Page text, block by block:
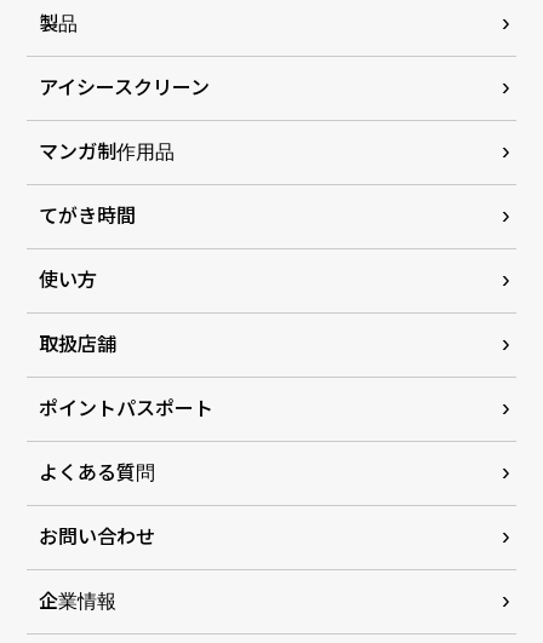
製品
アイシースクリーン
マンガ制作用品
てがき時間
使い方
取扱店舗
ポイントパスポート
よくある質問
お問い合わせ
企業情報